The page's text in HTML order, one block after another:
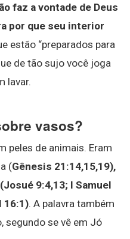
faz a vontade de Deus
por que seu interior
estão “preparados para
de tão sujo você joga
lavar.
vasos?
peles de animais. Eram
(Gênesis 21:14,15,19),
9:4,13; I Samuel
16:1). A palavra também
segundo se vê em Jó